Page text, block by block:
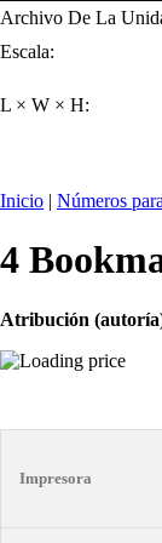
Archivo De La
Escala:
L × W × H:
Inicio | Números
4
Atribución
Impresora